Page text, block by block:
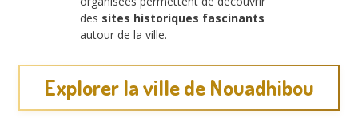
des sites historiques fascinants
autour de la ville.
Explorer la ville de Nouadhibou